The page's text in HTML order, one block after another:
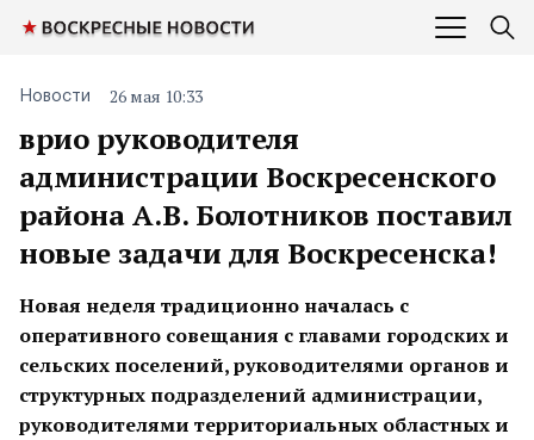
врио руководителя
администрации Воскресенского
района А.В. Болотников поставил
новые задачи для Воскресенска!
Новости 26 мая 10:33
Новая неделя традиционно началась с
оперативного совещания с главами городских и
сельских поселений, руководителями органов и
структурных подразделений администрации,
руководителями территориальных областных и